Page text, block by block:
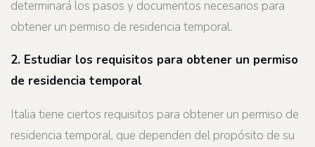
determinará los pasos y documentos necesarios para
obtener un permiso de residencia temporal.
2. Estudiar los requisitos para obtener un permiso
de residencia temporal
Italia tiene ciertos requisitos para obtener un permiso de
residencia temporal, que dependen del propósito de su